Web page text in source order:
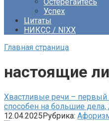
Успех
Цитаты
НИКСС / NIXX
Главная страница
настоящие
Хвастливые речи – первый
способен на большие
12.04.2025Рубрика: